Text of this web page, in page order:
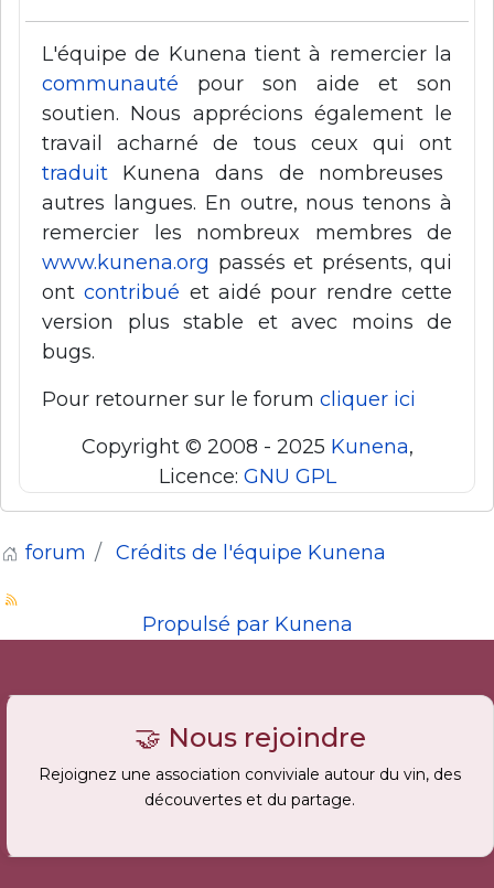
L'équipe de Kunena tient à remercier la
communauté pour son aide et son
soutien. Nous apprécions également le
travail acharné de tous ceux qui ont
traduit Kunena dans de nombreuses
autres langues. En outre, nous tenons à
remercier les nombreux membres de
www.kunena.org passés et présents, qui
ontcontribué et aidé pour rendre cette
version plus stable et avec moins de
bugs.
Pour retourner sur le forum cliquer ici
Copyright © 2008 - 2025 Kunena,
Licence: GNU GPL
forum Crédits de l'équipe Kunena
Propulsé par Kunena
🤝 Nous rejoindre
Rejoignez une association conviviale autour du vin, des
découvertes et du partage.